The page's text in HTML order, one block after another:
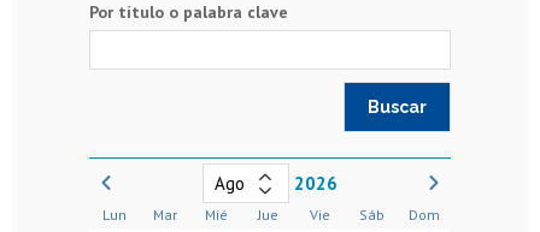
Por título o palabra clave
2026
Lun Mar Mié Jue Vie Sáb
Dom